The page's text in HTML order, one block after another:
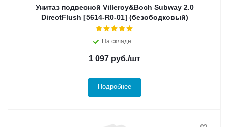
Унитаз подвесной Villeroy&Boch Subway 2.0
DirectFlush [5614-R0-01] (безободковый)
На складе
1 097 руб./шт
Подробнее